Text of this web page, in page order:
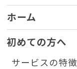
ホーム
初めての方へ
サービスの特徴